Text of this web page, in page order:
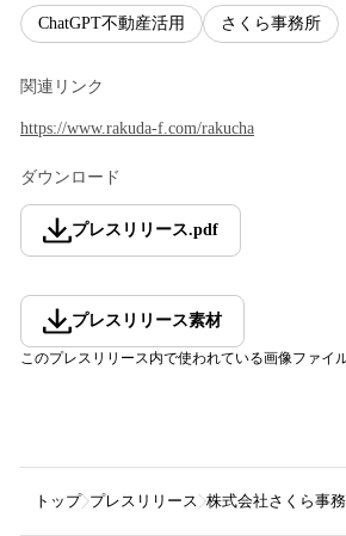
ChatGPT不動産活用 さくら事務所
関連リンク
https://www.rakuda-f.com/rakucha
ダウンロード
プレスリリース.pdf
プレスリリース素材
このプレスリリース内で使われている画像ファイ
トップ プレスリリース 株式会社さくら事